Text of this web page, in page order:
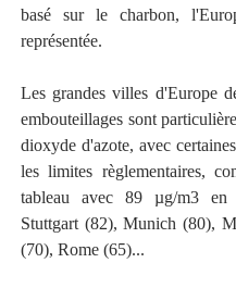
basé sur le charbon,
représentée.
Les grandes villes d'Europe
embouteillages sont
dioxyde d'azote, avec
les limites règlementaires,
tableau avec 89 µg/m3 en
Stuttgart (82), Munich (80),
(70), Rome (65)...